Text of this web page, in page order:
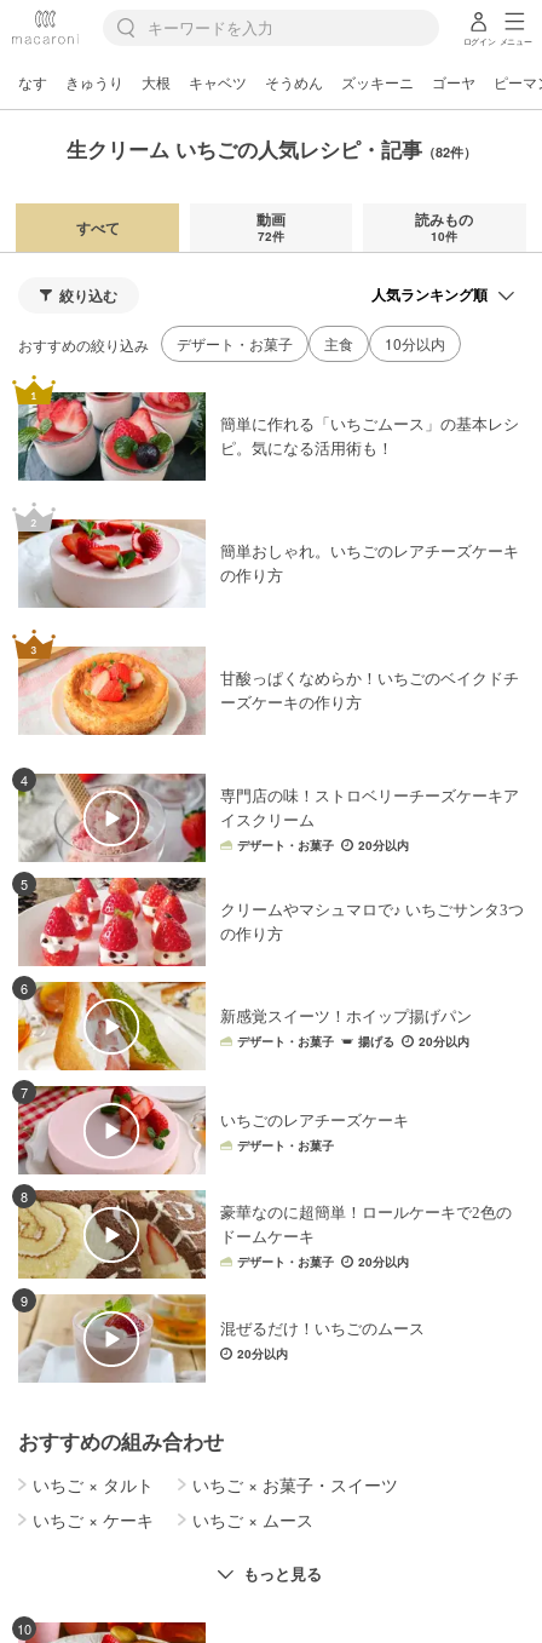
ログイン メニュー
なす きゅうり 大根 キャベツ そうめん ズッキーニ ゴーヤ ピーマ
生クリーム いちごの人気レシピ・記事（82件）
すべて 動画
72件
読みもの
10件
絞り込む
おすすめの絞り込み デザート・お菓子 主食 10分以内
簡単に作れる「いちごムース」の基本レシ
ピ。気になる活用術も！
簡単おしゃれ。いちごのレアチーズケーキ
の作り方
甘酸っぱくなめらか！いちごのベイクドチ
ーズケーキの作り方
4
専門店の味！ストロベリーチーズケーキア
イスクリーム
デザート・お菓子 20分以内
5
クリームやマシュマロで♪ いちごサンタ3つ
の作り方
6
新感覚スイーツ！ホイップ揚げパン
デザート・お菓子 揚げる 20分以内
7
いちごのレアチーズケーキ
デザート・お菓子
8
豪華なのに超簡単！ロールケーキで2色の
ドームケーキ
デザート・お菓子 20分以内
9
混ぜるだけ！いちごのムース
20分以内
おすすめの組み合わせ
いちご × タルト いちご × お菓子・スイーツ
いちご × ケーキ いちご × ムース
お菓子・スイーツ
生クリーム×クリームチーズ
もっと見る
10